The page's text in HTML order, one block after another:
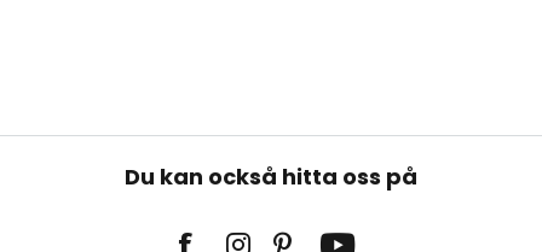
Du kan också hitta oss på